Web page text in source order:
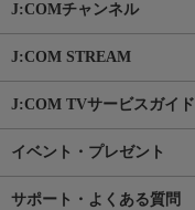
J:COMチャンネル
J:COM STREAM
J:COM TVサービスガイド
イベント・プレゼント
サポート・よくある質問